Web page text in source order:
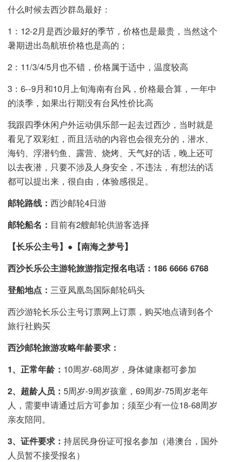
什么时候去西沙群岛最好：
1：12-2月是西沙最好的季节，价格也是最贵，当然这个
暑期进出岛航班价格也是高的；
2：11/3/4/5月也不错，价格属于适中，温度较高
3：6--9月和10月上旬海南有台风，价格最合算，一年中
的淡季，如果出行期没有台风性价比高
我跟四季休闲户外运动俱乐部一起去过西沙，当时就是
看见了双彩虹，而且活动的内容也会很充分的，潜水、
海钓、浮潜钓鱼、露营、烧烤、天气好的话，晚上还可
以去夜潜，只要不涉及人身安全，不违法，有想法的话
都可以提出来，很自由，体验感很足。
邮轮路线： 西沙邮轮4日游
邮轮船名： 目前有2艘邮轮供游客选择
【长乐公主号】●【南海之梦号】
西沙长乐公主游轮旅游指定报名电话： 186 6666 6768
登船地点： 三亚凤凰岛国际邮轮码头
西沙游轮长乐公主号订票网上订票，购买地点请到各个
旅行社购买
西沙邮轮旅游攻略年龄要求：
1、正常年龄： 10周岁-68周岁，身体健康都可参加
2、超龄人员： 5周岁-9周岁孩童，69周岁-75周岁老年
人，需要申请通过后方可参加；须至少有一位18-68周岁
亲友陪同。
3、证件要求： 持居民身份证可报名参加（港澳台，国外
人员暂不接受报名）